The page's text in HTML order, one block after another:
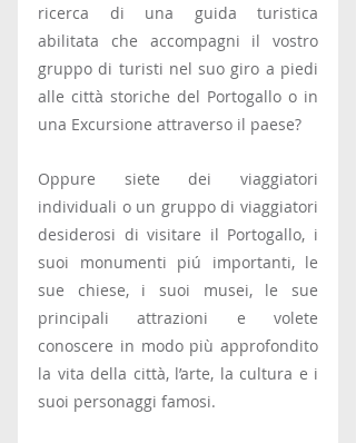
ricerca di una guida turistica
abilitata che accompagni il vostro
gruppo di turisti nel suo giro a piedi
alle città storiche del Portogallo o in
una Excursione attraverso il paese?
Oppure siete dei viaggiatori
individuali o un gruppo di viaggiatori
desiderosi di visitare il Portogallo, i
suoi monumenti piú importanti, le
sue chiese, i suoi musei, le sue
principali attrazioni e volete
conoscere in modo più approfondito
la vita della città, l’arte, la cultura e i
suoi personaggi famosi.